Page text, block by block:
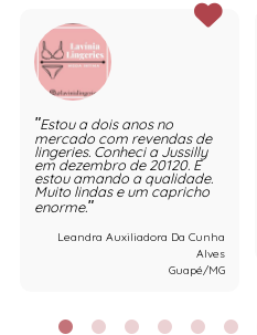
Estou a dois anos no
mercado com revendas de
lingeries. Conheci a Jussilly
em dezembro de 20120. E
estou amando a qualidade.
Muito lindas e um capricho
enorme.
Leandra Auxiliadora Da Cunha
Alves
Guapé/MG